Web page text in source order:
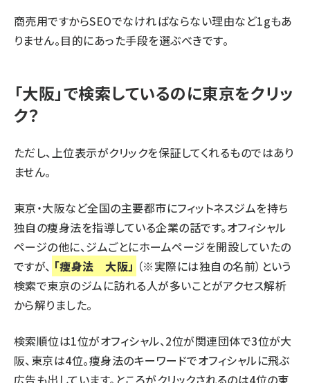
商売用ですからSEOでなければならない理由など1gもあ
りません。目的にあった手段を選ぶべきです。
「大阪」で検索しているのに東京をクリッ
ク？
ただし、上位表示がクリックを保証してくれるものではあり
ません。
東京・大阪など全国の主要都市にフィットネスジムを持ち
独自の痩身法を指導している企業の話です。オフィシャル
ページの他に、ジムごとにホームページを開設していたの
ですが、 「痩身法 大阪」 （※実際には独自の名前）という
検索で東京のジムに訪れる人が多いことがアクセス解析
から解りました。
検索順位は1位がオフィシャル、2位が関連団体で3位が大
阪、東京は4位。痩身法のキーワードでオフィシャルに飛ぶ
広告も出しています。ところがクリックされるのは4位の東